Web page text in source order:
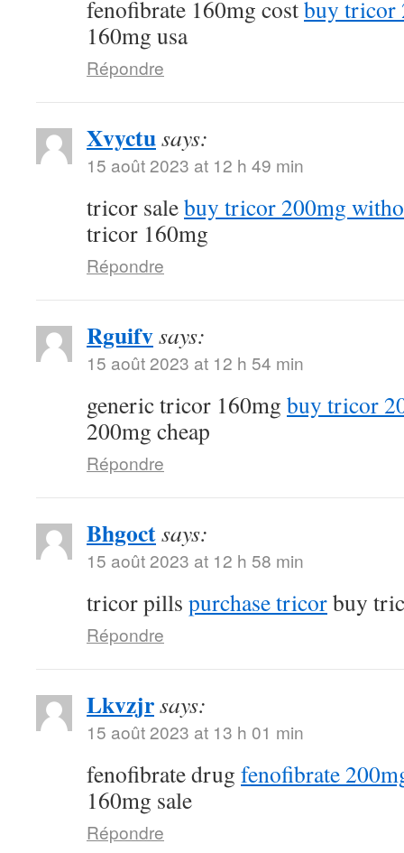
fenofibrate 160mg costbuy tricor
160mg usa
Répondre
Xvyctusays:
15 août 2023 at 12 h 49 min
tricor salebuy tricor 200mg
tricor 160mg
Répondre
Rguifvsays:
15 août 2023 at 12 h 54 min
generic tricor 160mg buy tricor
200mg cheap
Répondre
Bhgoctsays:
15 août 2023 at 12 h 58 min
tricor pills purchase tricorbuy
Répondre
Lkvzjrsays:
15 août 2023 at 13 h 01 min
fenofibrate drug fenofibrate
160mg sale
Répondre